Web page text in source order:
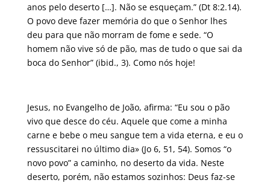
anos pelo deserto […]. Não se esqueçam.” (Dt 8:2.14).
O povo deve fazer memória do que o Senhor lhes
deu para que não morram de fome e sede. “O
homem não vive só de pão, mas de tudo o que sai da
boca do Senhor” (ibid., 3). Como nós hoje!
Jesus, no Evangelho de João, afirma: “Eu sou o pão
vivo que desce do céu. Aquele que come a minha
carne e bebe o meu sangue tem a vida eterna, e eu o
ressuscitarei no último dia» (Jo 6, 51, 54). Somos “o
novo povo” a caminho, no deserto da vida. Neste
deserto, porém, não estamos sozinhos: Deus faz-se